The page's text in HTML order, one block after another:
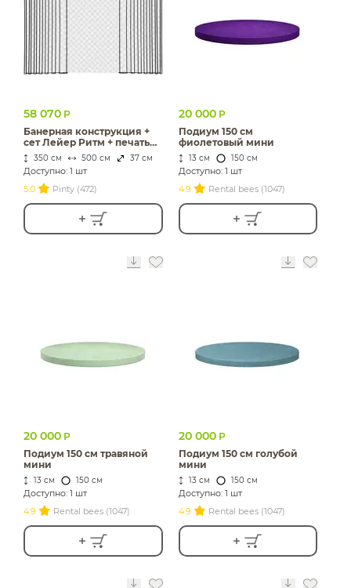
58 070 Р
Банерная конструкция +
сет Лейер Ритм + печать
Принт и т.д.
350 см 500 см 37 см
Доступно: 1 шт
5.0
Pinty (472)
20 000 Р
Подиум 150 см
фиолетовый мини
13 см 150 см
Доступно: 1 шт
4.9
Rental bees (1047)
20 000 Р
Подиум 150 см травяной
мини
13 см 150 см
Доступно: 1 шт
4.9
Rental bees (1047)
20 000 Р
Подиум 150 см голубой
мини
13 см 150 см
Доступно: 1 шт
4.9
Rental bees (1047)